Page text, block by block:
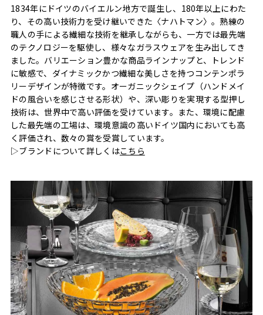
1834年にドイツのバイエルン地方で誕生し、180年以上にわた
り、その高い技術力を受け継いできた〈ナハトマン〉。熟練の
職人の手による繊細な技術を継承しながらも、一方では最先端
のテクノロジーを駆使し、様々なガラスウェアを生み出してき
ました。バリエーション豊かな商品ラインナップと、トレンド
に敏感で、ダイナミックかつ繊細な美しさを持つコンテンポラ
リーデザインが特徴です。オーガニックシェイプ（ハンドメイ
ドの風合いを感じさせる形状）や、深い彫りを実現する型押し
技術は、世界中で高い評価を受けています。また、環境に配慮
した最先端の工場は、環境意識の高いドイツ国内においても高
く評価され、数々の賞を受賞しています。
▷ブランドについて詳しくはこちら